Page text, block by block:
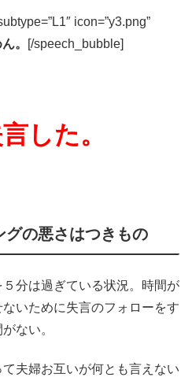
icon=”y3.png”
。 [/speech_bubble]
した。
グの悪さはつきもの
分は過ぎている状況。時間が
いために失言のフォローをす
ない。
夫婦お互いが何とも言えない